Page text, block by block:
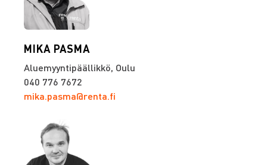
MIKA PASMA
Aluemyyntipäällikkö, Oulu
040 776 7672
mika.pasma@renta.fi